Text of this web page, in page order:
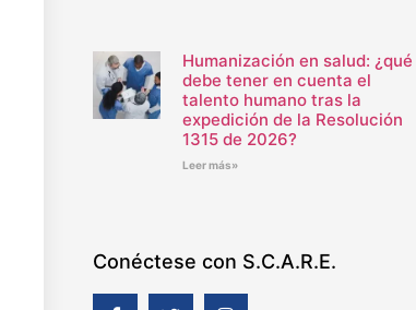
Humanización en salud: ¿qué
debe tener en cuenta el
talento humano tras la
expedición de la Resolución
1315 de 2026?
Leer más»
Conéctese con S.C.A.R.E.